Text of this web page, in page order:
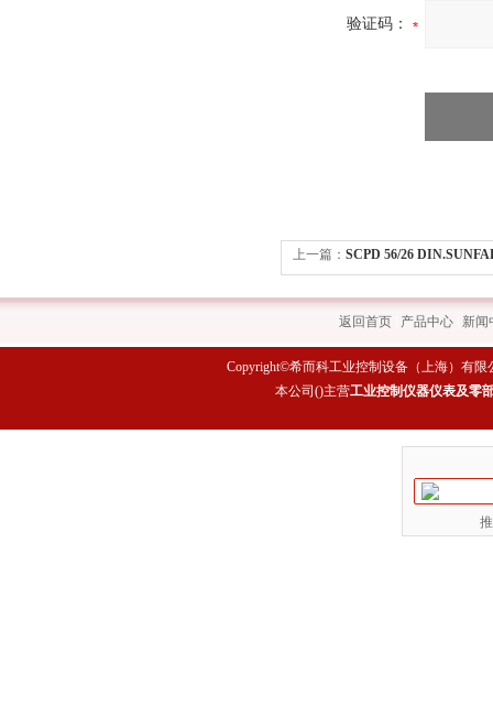
验证码：
上一篇： SCPD 56/26
返回首页 产品中心 新闻
Copyright©希而科工业控制设备（上海）有限
本公司()主营工业控制仪器仪表及零